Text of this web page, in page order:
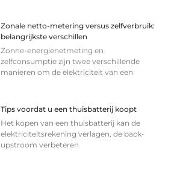
Zonale netto-metering versus zelfverbruik:
belangrijkste verschillen
Zonne-energienetmeting en
zelfconsumptie zijn twee verschillende
manieren om de elektriciteit van een
Tips voordat u een thuisbatterij koopt
Het kopen van een thuisbatterij kan de
elektriciteitsrekening verlagen, de back-
upstroom verbeteren